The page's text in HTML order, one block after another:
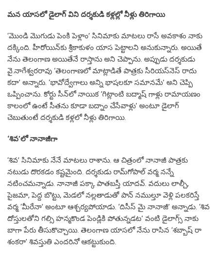
మ‌న యాసలో డైలాగ్‌ విని ద‌ర్శ‌కుడి క‌ళ్ల‌ల్లో నీళ్లు తిరిగాయి
‘మొండి మొగుడు పెంకి పెళ్లాం’ సినిమాకు మాటలు రాసే అవకాశం నాకు
ద‌క్కింది. హీరోయిన్‌కు శ్రీకాకుళం యాస పెట్టాలని అనుకున్నారు. అయితే
నేను తెలంగాణ అయితేనే రాస్తాను అని చెప్పాను. అప్పుడు దర్శకుడు
వై.నాగేశ్వరరావు ‘తెలంగాణలో మాట్లాడితే పాత్రకు సీరియస్‌నెస్‌ రాదు
కదా’ అన్నారు. ‘భావోద్వేగాలు అన్ని భాషలకూ సమానమే’ అని చెప్పి
ఒప్పించాను. కోర్టు సీన్‌లో నాయిక ‘గిట్లాంటి బద్మాష్‌ గాళ్లు రామాయణం
కాలంలో ఉంటే సీతను కూడా బద్నాం చేసేవాళ్లు’ అంటూ డైలాగ్‌
చెబుతుంటే దర్శకుడి కళ్లలో నీళ్లు తిరిగాయి.
‘శివ’లో నానాజీగా
‘శివ’ సినిమాకు నేనే మాటలు రాశాను. ఆ చిత్రంలో నానాజీ పాత్రకు
నటుడు దొరకడం కష్టమైంది. దర్శకుడు రామ్‌గోపాల్‌ వర్మ నన్నే
నటించమన్నాడు. నానాజీ పక్కా పాతబస్తీ యాదవ్‌. వదులు లాల్చీ,
పైజమా, పెద్ద బొట్టు, మెడలో నల్లతాడుతో పాన్‌ నముల్తూ వెళ్లి పలకరిస్తే
వర్మ ‘మీరేనా’ అంటూ ఆశ్చర్యపోయాడు. ‘దిసీస్‌ మై నానాజీ’ అన్నాడు. ‘శివ
దోస్తులతోని గల్సి హన్మకొండ పెండ్లికి పోతున్నడట’ వంటి డైలాగ్స్‌ నాకు
బాగా పేరు తీసుకొచ్చాయి. తెలంగాణ యాసలో నేను రాసిన ‘శబ్బాష్‌ రా
శంకరా’ శివస్తుతి ఎందరినో ఆకట్టుకుంది.